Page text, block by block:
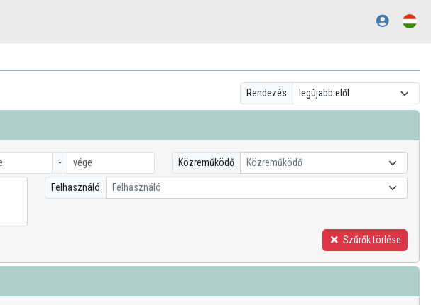
Rendezés
- Közreműködő Közreműködő
Felhasználó Felhasználó
Szűrők törlése